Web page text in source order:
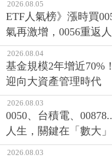
2026.08.05
ETF人氣榜》漲時買
氣再激增，0056重返
2026.08.04
基金規模2年增近70%
迎向大資產管理時代
2026.08.03
0050、台積電、
人生，關鍵在「數大」
2026.08.03